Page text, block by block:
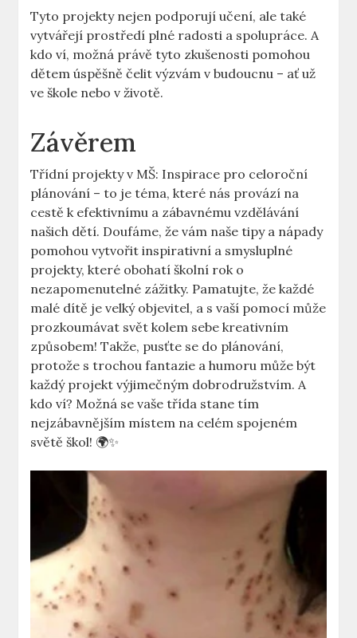
Tyto projekty nejen podporují učení, ale také
vytvářejí prostředí plné radosti a spolupráce. A
kdo ví, možná právě tyto zkušenosti pomohou
dětem úspěšně čelit výzvám v budoucnu – ať už
ve škole nebo v životě.
Závěrem
Třídní projekty v MŠ: Inspirace pro celoroční
plánování – to je téma, které nás provází na
cestě k efektivnímu a zábavnému vzdělávání
našich dětí. Doufáme, že vám naše tipy a nápady
pomohou vytvořit inspirativní a smysluplné
projekty, které obohatí školní rok o
nezapomenutelné zážitky. Pamatujte, že každé
malé dítě je velký objevitel, a s vaší pomocí může
prozkoumávat svět kolem sebe kreativním
způsobem! Takže, pusťte se do plánování,
protože s trochou fantazie a humoru může být
každý projekt výjimečným dobrodružstvím. A
kdo ví? Možná se vaše třída stane tím
nejzábavnějším místem na celém spojeném
světě škol! 🌍✨